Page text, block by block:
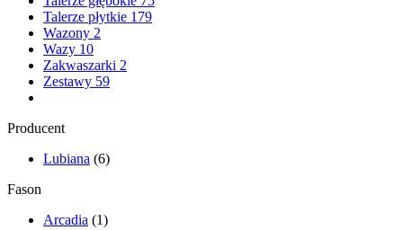
Talerze płytkie 179
Wazony 2
Wazy 10
Zakwaszarki 2
Zestawy 59
Producent
Lubiana (6)
Fason
Arcadia (1)